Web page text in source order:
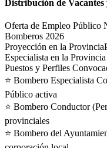
Distribución de Vacantes
Oferta de Empleo Público
Bomberos 2026
Proyección en la Provincia
Especialista en la
Puestos y Perfiles
Bombero Especialista
Público activa
Bombero Conductor
provinciales
Bombero del